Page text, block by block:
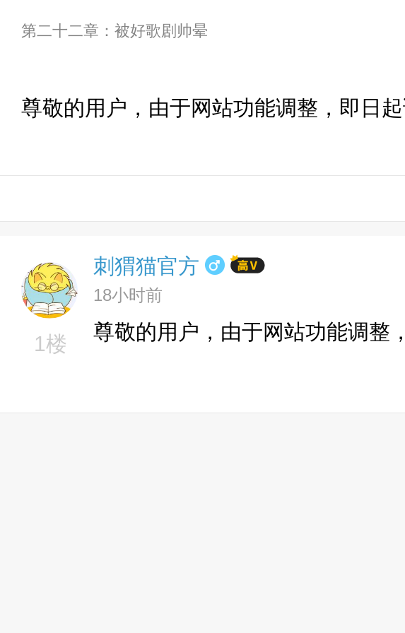
第二十二章：被好歌剧帅晕
尊敬的用户，由于网站功能调整，即日
1楼
刺猬猫官方
18小时前
尊敬的用户，由于网站功能调整